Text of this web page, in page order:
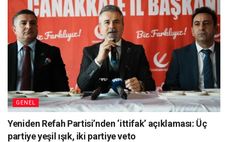
GENEL
Yeniden Refah Partisi’nden ‘ittifak’ açıklaması: Üç
partiye yeşil ışık, iki partiye veto